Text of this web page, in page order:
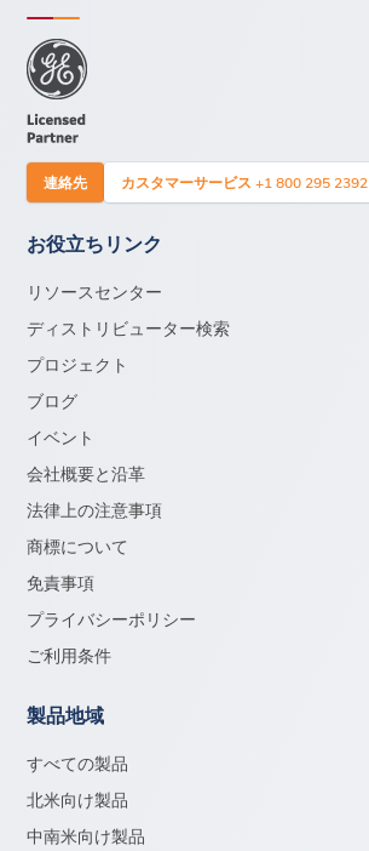
連絡先 カスタマーサービス +1 800 295 2392
お役立ちリンク
リソースセンター
ディストリビューター検索
プロジェクト
ブログ
イベント
会社概要と沿革
法律上の注意事項
商標について
免責事項
プライバシーポリシー
ご利用条件
製品地域
すべての製品
北米向け製品
中南米向け製品